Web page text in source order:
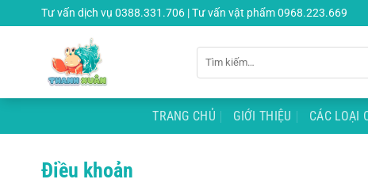
đến
Tư vấn dịch vụ 0388.331.706 | Tư vấn vật phẩm 0968.223.669
kiếm:
TRANG CHỦ GIỚI THIỆU CÁC LOẠI
Điều khoản